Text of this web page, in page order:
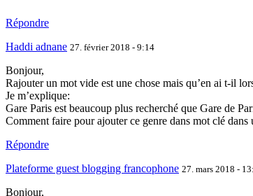
Répondre
Haddi adnane 27. février 2018 - 9:14
Bonjour,
Rajouter un mot vide est une chose mais qu’en ai t-il
Je m’explique:
Gare Paris est beaucoup plus recherché que Gare de
Comment faire pour ajouter ce genre dans mot clé dans
Répondre
Plateforme guest blogging francophone 27. mars 2018 -
Bonjour,